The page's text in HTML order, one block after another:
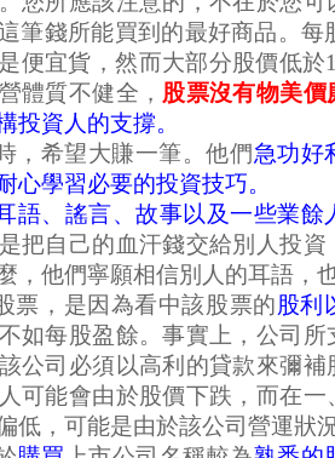
筆錢所能買到的最好商品。每
便宜貨，然而大部分股價低於
體質不健全， 股票沒有物美價
投資人的支撐。
，希望大賺一筆。他們急功好
心學習必要的投資技巧。
語、謠言、故事以及一些業餘
把自己的血汗錢交給別人投
，他們寧願相信別人的耳語，
票，是因為看中該股票的股利
如每股盈餘。事實上，公司
公司必須以高利的貸款來彌
可能會由於股價下跌，而在一
低，可能是由於該公司營運狀